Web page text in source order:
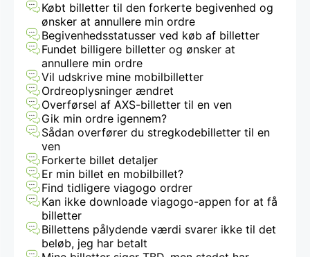
Købt billetter til den forkerte begivenhed og
ønsker at annullere min ordre
Begivenhedsstatusser ved køb af billetter
Fundet billigere billetter og ønsker at
annullere min ordre
Vil udskrive mine mobilbilletter
Ordreoplysninger ændret
Overførsel af AXS-billetter til en ven
Gik min ordre igennem?
Sådan overfører du stregkodebilletter til en
ven
Forkerte billet detaljer
Er min billet en mobilbillet?
Find tidligere viagogo ordrer
Kan ikke downloade viagogo-appen for at få
billetter
Billettens pålydende værdi svarer ikke til det
beløb, jeg har betalt